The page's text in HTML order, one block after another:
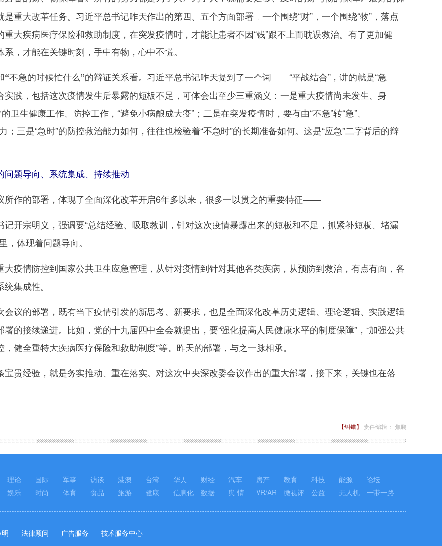
重大改革任务。习近平总书记昨天作出的第四、五个方面部署，一个围绕“财”，一个围绕“物”，落点
大疾病医疗保险和救助制度，在突发疫情时，才能让患者不因“钱”跟不上而耽误救治。有了更加健
，才能在关键时刻，手中有物，心中不慌。
不急的时候忙什么”的辩证关系看。 习近平总书记昨天提到了一个词——“平战结合”，讲的就是“急
实践，包括这次疫情发生后暴露的短板不足，可体会出至少三重涵义：一是重大疫情尚未发生、身
卫生健康工作、防控工作，“避免小病酿成大疫”；二是在突发疫情时，要有由“不急”转“急”、
；三是“急时”的防控救治能力如何，往往也检验着“不急时”的长期准备如何。这是“应急”二字背后的辩
问题导向、系统集成、持续推动
的部署，体现了全面深化改革开启6年多以来，很多一以贯之的重要特征——
记开宗明义，强调要“总结经验、吸取教训，针对这次疫情暴露出来的短板和不足，抓紧补短板、堵漏
，体现着问题导向。
大疫情防控到国家公共卫生应急管理，从针对疫情到针对其他各类疾病，从预防到救治，有点有面，各
集成性。
会议的部署，既有当下疫情引发的新思考、新要求，也是全面深化改革历史逻辑、理论逻辑、实践逻辑
的接续递进。比如，党的十九届四中全会就提出，要“强化提高人民健康水平的制度保障”，“加强公共
健全重特大疾病医疗保险和救助制度”等。昨天的部署，与之一脉相承。
经验，就是务实推动、重在落实。对这次中央深改委会议作出的重大部署，接下来，关键也在落
【纠错】 责任编辑： 焦鹏
理论 国际 军事 访谈 港澳 台湾 华人 财经 汽车 房产 教育 科技 能源
论坛
娱乐
时尚 体育 食品 旅游 健康 信息化 数据 舆 情 VR/AR 微视评 公益 无人机 一带一路
法律顾问 广告服务 技术服务中心